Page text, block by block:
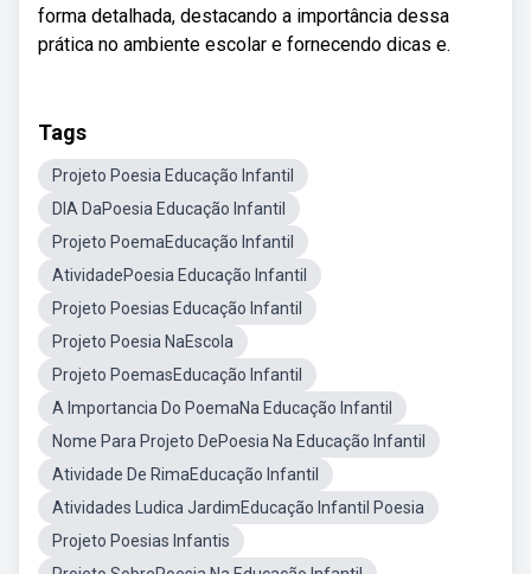
forma detalhada, destacando a importância dessa
prática no ambiente escolar e fornecendo dicas e.
Tags
Projeto Poesia Educação Infantil
DIA DaPoesia Educação Infantil
Projeto PoemaEducação Infantil
AtividadePoesia Educação Infantil
Projeto Poesias Educação Infantil
Projeto Poesia NaEscola
Projeto PoemasEducação Infantil
A Importancia Do PoemaNa Educação Infantil
Nome Para Projeto DePoesia Na Educação Infantil
Atividade De RimaEducação Infantil
Atividades Ludica JardimEducação Infantil Poesia
Projeto Poesias Infantis